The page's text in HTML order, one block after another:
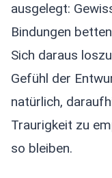
ausgelegt:
Bindungen
Sich daraus
Gefühl der
natürlich,
Traurigkeit zu
so bleiben.